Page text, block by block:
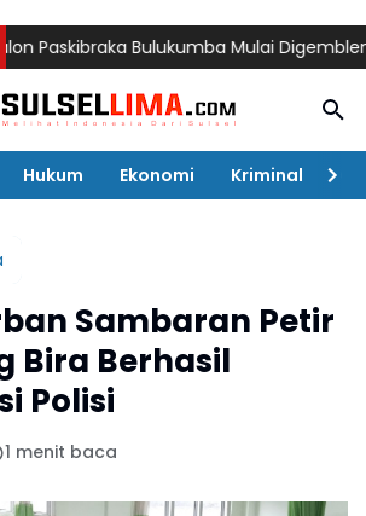
Bulukumba Mulai Digembleng,
Hukum Ekonomi Kriminal
Sambaran Petir
Bira Berhasil
Polisi
1 menit baca